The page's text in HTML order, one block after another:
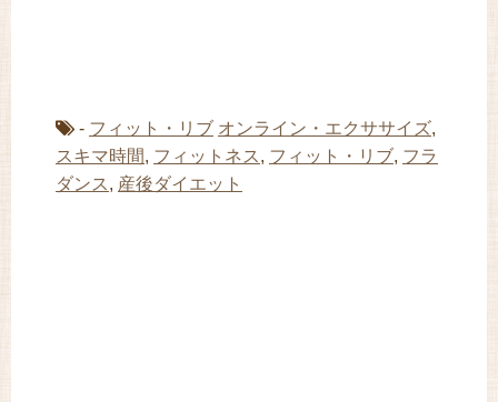
- フィット・リブ オンライン・エクササイズ,
スキマ時間, フィットネス , フィット・リブ, フラ
ダンス , 産後ダイエット